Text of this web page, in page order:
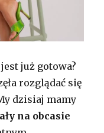
już gotowa?
rozglądać się
dzisiaj mamy
na obcasie